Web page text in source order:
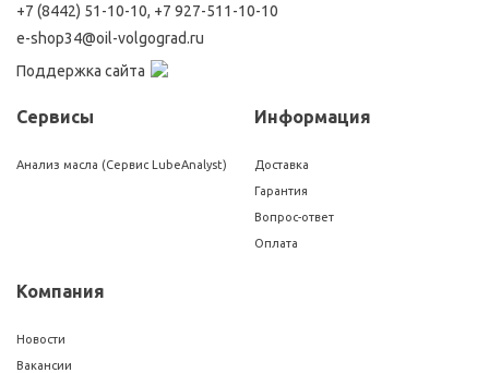
+7 (8442) 51-10-10, +7 927-511-10-10
e-shop34@oil-volgograd.ru
Поддержка сайта
Сервисы
Анализ масла (Сервис LubeAnalyst)
Информация
Доставка
Гарантия
Вопрос-ответ
Оплата
Компания
Новости
Вакансии